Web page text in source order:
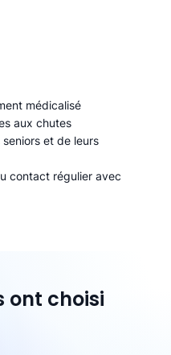
médicalisé
aux chutes
et de leurs
contact régulier avec
ont choisi